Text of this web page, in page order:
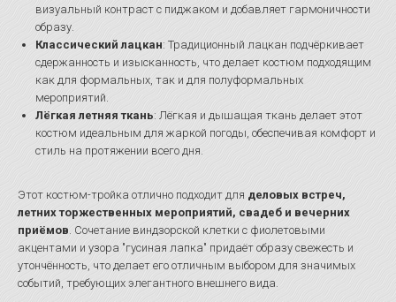
визуальный контраст с пиджаком и добавляет гармоничности
образу.
Классический лацкан: Традиционный лацкан подчёркивает
сдержанность и изысканность, что делает костюм подходящим
как для формальных, так и для полуформальных
мероприятий.
Лёгкая летняя ткань: Лёгкая и дышащая ткань делает этот
костюм идеальным для жаркой погоды, обеспечивая комфорт и
стиль на протяжении всего дня.
Этот костюм-тройка отлично подходит для деловых встреч,
летних торжественных мероприятий, свадеб и вечерних
приёмов. Сочетание виндзорской клетки с фиолетовыми
акцентами и узора "гусиная лапка" придаёт образу свежесть и
утончённость, что делает его отличным выбором для значимых
событий, требующих элегантного внешнего вида.